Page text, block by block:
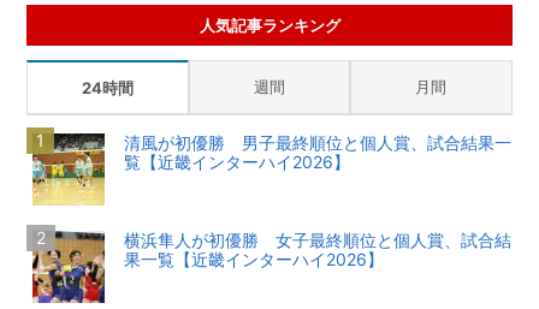
人気記事ランキング
24時間 週間 月間
清風が初優勝 男子最終順位と個人賞、試合結果一
覧【近畿インターハイ2026】
横浜隼人が初優勝 女子最終順位と個人賞、試合結
果一覧【近畿インターハイ2026】